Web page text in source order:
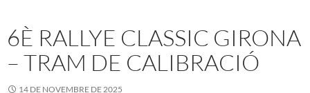
6È RALLYE CLASSIC GIRONA
– TRAM DE CALIBRACIÓ
14 DE NOVEMBRE DE 2025